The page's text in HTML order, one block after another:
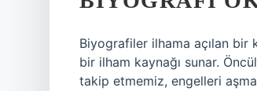
Biyografiler ilhama açılan bir
bir ilham kaynağı sunar.
takip etmemiz, engelleri